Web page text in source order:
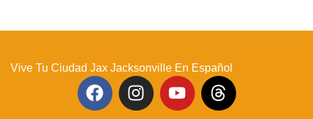
Vive Tu Ciudad Jax Jacksonville En Español